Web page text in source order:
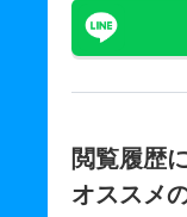
閲覧履歴
オススメ